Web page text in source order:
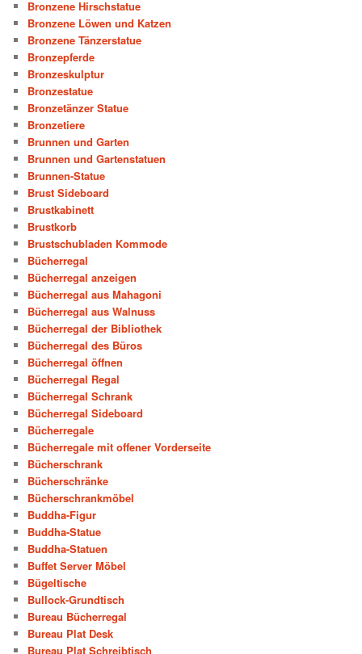
Bronzene Hirschstatue
Bronzene Löwen und Katzen
Bronzene Tänzerstatue
Bronzepferde
Bronzeskulptur
Bronzestatue
Bronzetänzer Statue
Bronzetiere
Brunnen und Garten
Brunnen und Gartenstatuen
Brunnen-Statue
Brust Sideboard
Brustkabinett
Brustkorb
Brustschubladen Kommode
Bücherregal
Bücherregal anzeigen
Bücherregal aus Mahagoni
Bücherregal aus Walnuss
Bücherregal der Bibliothek
Bücherregal des Büros
Bücherregal öffnen
Bücherregal Regal
Bücherregal Schrank
Bücherregal Sideboard
Bücherregale
Bücherregale mit offener Vorderseite
Bücherschrank
Bücherschränke
Bücherschrankmöbel
Buddha-Figur
Buddha-Statue
Buddha-Statuen
Buffet Server Möbel
Bügeltische
Bullock-Grundtisch
Bureau Bücherregal
Bureau Plat Desk
Bureau Plat Schreibtisch